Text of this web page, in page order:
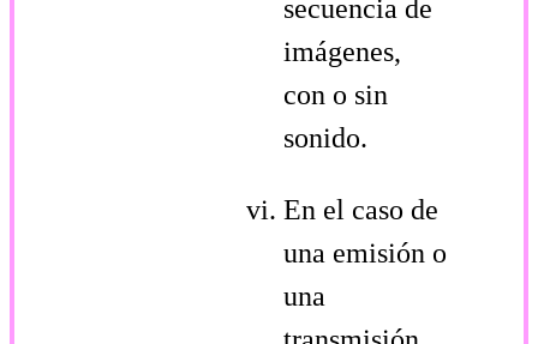
secuencia de
imágenes,
con o sin
sonido.
En el caso de
una emisión o
una